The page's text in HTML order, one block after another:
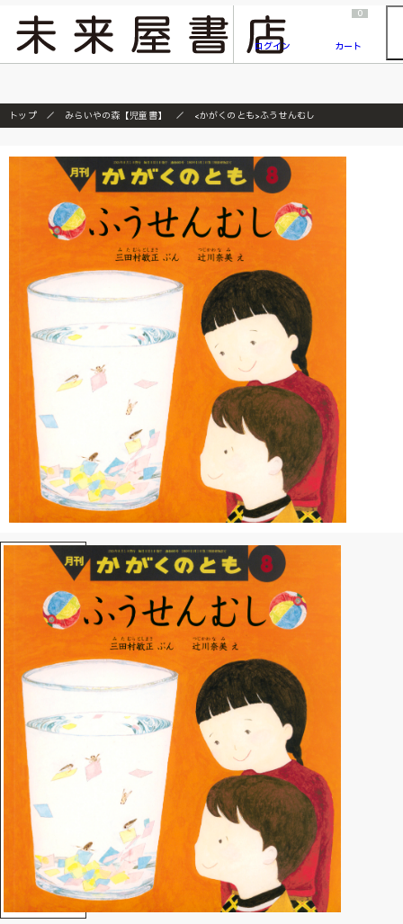
『ONE PIECE magazine 021 ONE PIECEカード付き同梱版』発売延期のご案内
ログイン
0
カート
トップ みらいやの森【児童書】 <かがくのとも>ふうせんむし